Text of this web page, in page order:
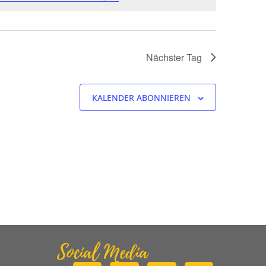
Nächster Tag
KALENDER ABONNIEREN
Social Media